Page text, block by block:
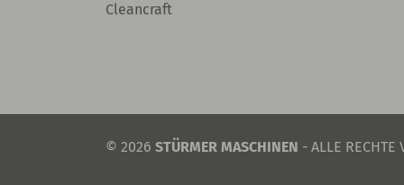
Cleancraft
© 2026 STÜRMER MASCHINEN - ALLE RECHTE